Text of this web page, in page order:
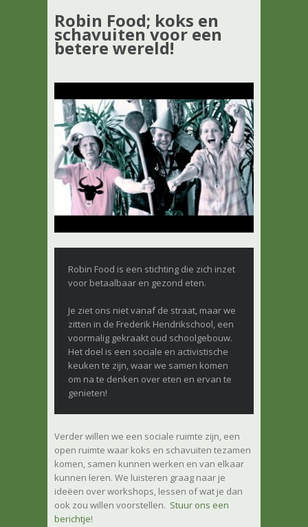
Robin Food; koks en
schavuiten voor een
betere wereld!
Robin Food is een stichting die zich inzet
voor betaalbaar en gezond eten.
Je ziet ons niet vanaf de straat, maar we
zitten in de Frederik Hendrikschool, een
voormalig gekraakt oud schoolgebouw.
Het doel is een sociale en activistische
keuken te zijn, waar we samen komen
om na te denken over eten en ervan te
genieten!
Verder willen we een sociale ruimte zijn, een
open ruimte waar koks en schavuiten tezamen
komen, samen kunnen werken en van elkaar
kunnen leren. We luisteren graag naar je
ideëen over workshops, lessen of wat je dan
ook zou willen voorstellen. Stuur ons een
berichtje!